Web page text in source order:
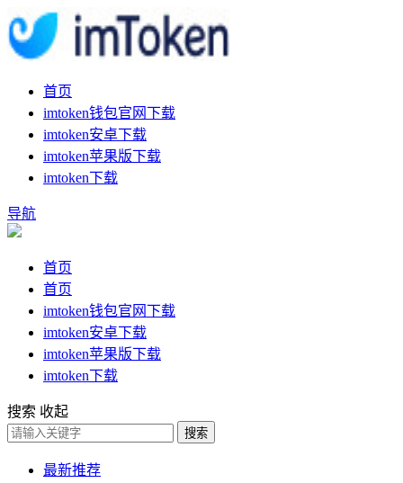
首页
imtoken钱包官网下载
imtoken安卓下载
imtoken苹果版下载
imtoken下载
导航
首页
首页
imtoken钱包官网下载
imtoken安卓下载
imtoken苹果版下载
imtoken下载
搜索 收起
搜索
最新推荐